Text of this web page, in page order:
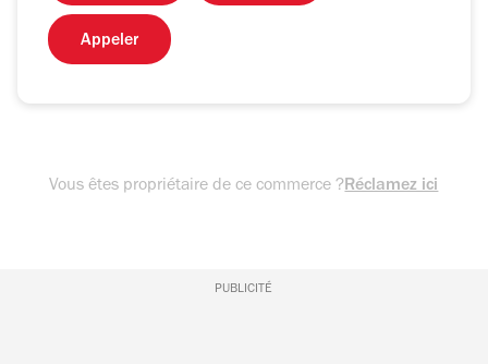
Appeler
Vous êtes propriétaire de ce commerce ?Réclamez ici
PUBLICITÉ